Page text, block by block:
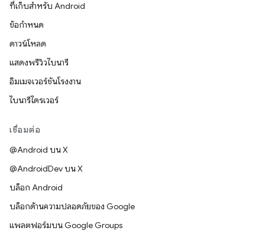
ที่เก็บสำหรับ Android
ข้อกำหนด
ดาวน์โหลด
แสดงพรีวิวไบนารี
อิมเมจเวอร์ชันโรงงาน
ไบนารีไดรเวอร์
เชื่อมต่อ
@Android บน X
@AndroidDev บน X
บล็อก Android
บล็อกด้านความปลอดภัยของ Google
แพลตฟอร์มบน Google Groups